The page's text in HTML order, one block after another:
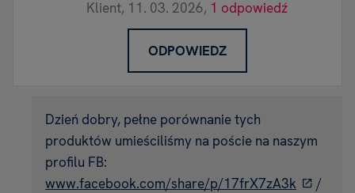
Klient, 11. 03. 2026, 1 odpowiedź
ODPOWIEDZ
Dzień dobry, pełne porównanie tych
produktów umieściliśmy na poście na naszym
profilu FB:
www.facebook.com/share/p/17frX7zA3k
/